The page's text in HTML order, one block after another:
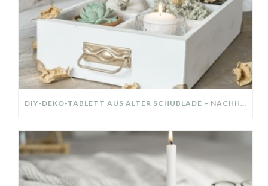
DIY-DEKO-TABLETT AUS ALTER SCHUBLADE – NACHHALTIGE HERBSTDEKO SELBER MACHEN!